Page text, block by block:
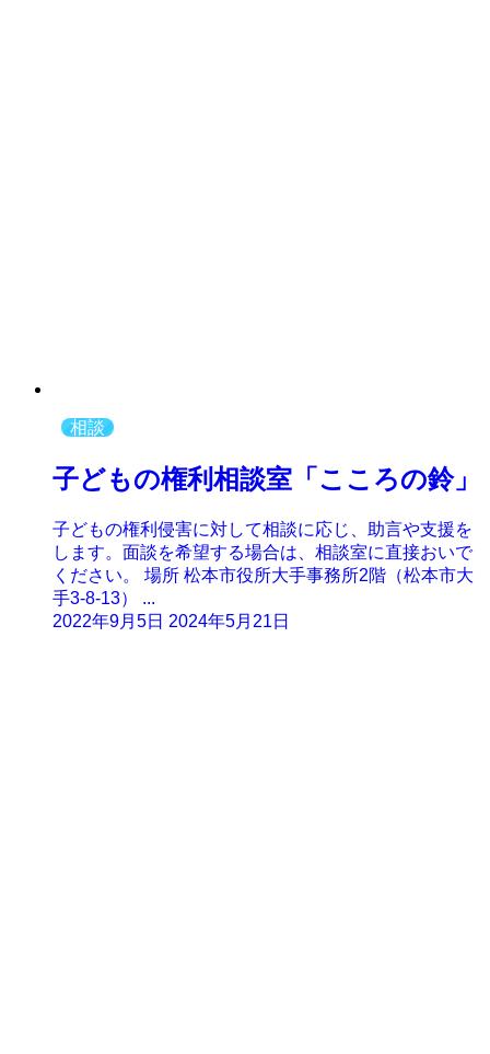
相談
子どもの権利相談室「こころの鈴」
子どもの権利侵害に対して相談に応じ、助言や支援を
します。面談を希望する場合は、相談室に直接おいで
ください。 場所 松本市役所大手事務所2階（松本市大
手3-8-13） ...
2022年9月5日 2024年5月21日